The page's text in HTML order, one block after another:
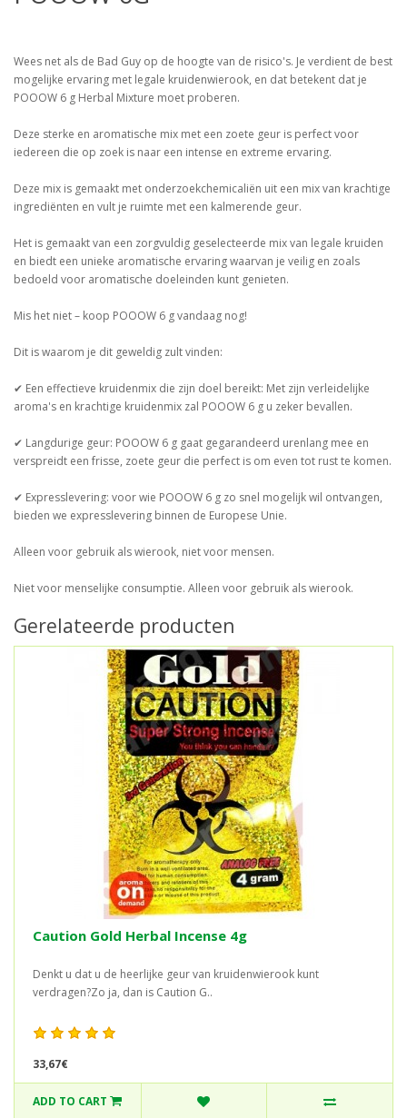
Wees net als de Bad Guy op de hoogte van de risico's. Je verdient de best
mogelijke ervaring met legale kruidenwierook, en dat betekent dat je
POOOW 6 g Herbal Mixture moet proberen.
Deze sterke en aromatische mix met een zoete geur is perfect voor
iedereen die op zoek is naar een intense en extreme ervaring.
Deze mix is gemaakt met onderzoekchemicaliën uit een mix van krachtige
ingrediënten en vult je ruimte met een kalmerende geur.
Het is gemaakt van een zorgvuldig geselecteerde mix van legale kruiden
en biedt een unieke aromatische ervaring waarvan je veilig en zoals
bedoeld voor aromatische doeleinden kunt genieten.
Mis het niet – koop POOOW 6 g vandaag nog!
Dit is waarom je dit geweldig zult vinden:
✔ Een effectieve kruidenmix die zijn doel bereikt: Met zijn verleidelijke
aroma's en krachtige kruidenmix zal POOOW 6 g u zeker bevallen.
✔ Langdurige geur: POOOW 6 g gaat gegarandeerd urenlang mee en
verspreidt een frisse, zoete geur die perfect is om even tot rust te komen.
✔ Expresslevering: voor wie POOOW 6 g zo snel mogelijk wil ontvangen,
bieden we expresslevering binnen de Europese Unie.
Alleen voor gebruik als wierook, niet voor mensen.
Niet voor menselijke consumptie. Alleen voor gebruik als wierook.
Gerelateerde producten
Caution Gold Herbal Incense 4g
Denkt u dat u de heerlijke geur van kruidenwierook kunt
verdragen?Zo ja, dan is Caution G..
33,67€
ADD TO CART